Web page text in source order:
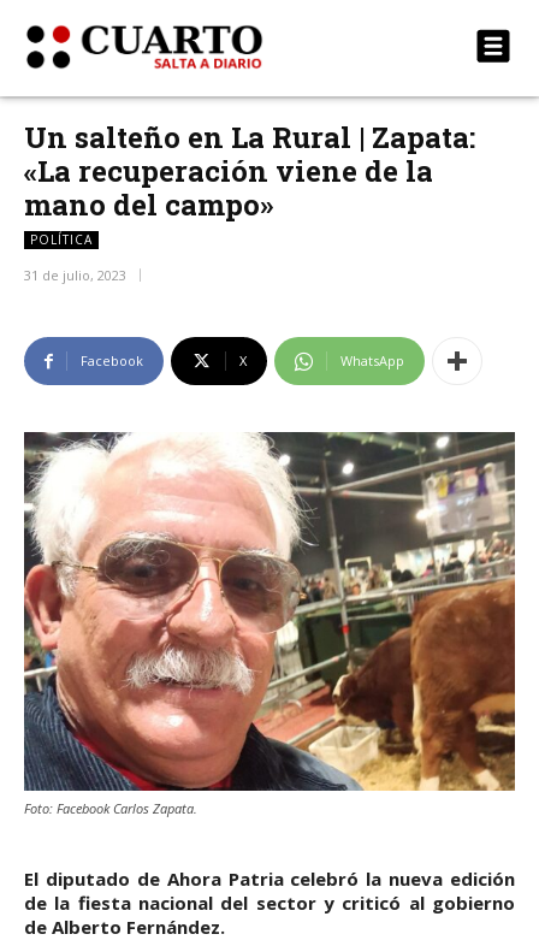
Un salteño en La Rural | Zapata:
«La recuperación viene de la
mano del campo»
POLÍTICA
31 de julio, 2023
Facebook X WhatsApp
Foto: Facebook Carlos Zapata.
El diputado de Ahora Patria celebró la nueva edición
de la fiesta nacional del sector y criticó al gobierno
de Alberto Fernández.